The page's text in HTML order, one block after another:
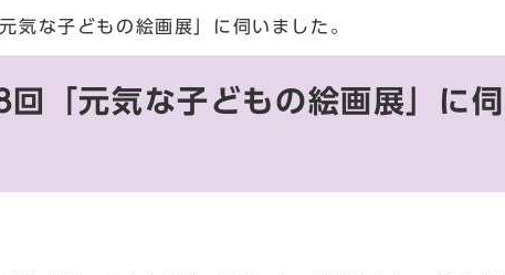
な子どもの絵画展」に伺いました。
「元気な子どもの絵画展」に